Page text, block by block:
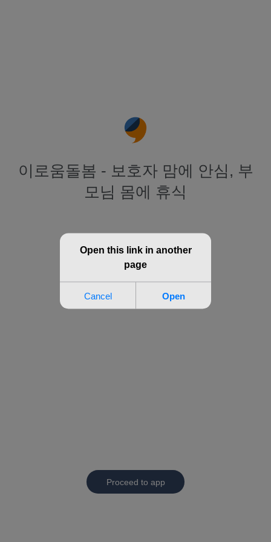
이로움돌봄 - 보호자 맘에 안심, 부
모님 몸에 휴식
Proceed to app